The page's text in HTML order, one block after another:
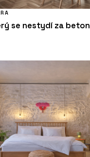
se nestydí za beton